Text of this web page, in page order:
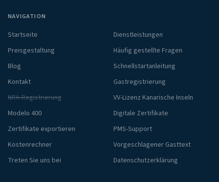
NAVIGATION
Startseite
Dienstleistungen
Preisgestaltung
Häufig gestellte Fragen
Blog
Schnellstartanleitung
Kontakt
Gastregistrierung
NRA-Registrierung
VV-Lizenz Kanarische Inseln
Modelo 400
Digitale Zertifikate
Zertifikate exportieren
PMS-Support
Kostenrechner
Vorgeschlagener Gasttext
Treten Sie uns bei
Datenschutzerklärung